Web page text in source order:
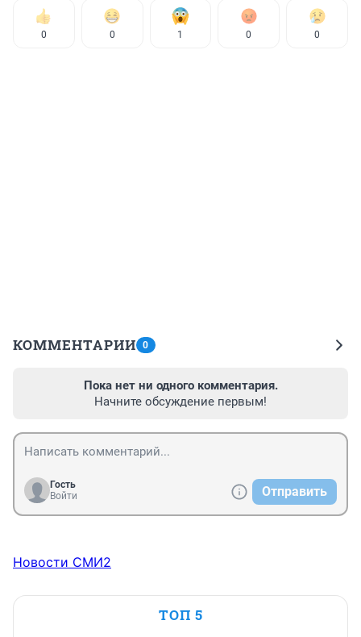
0 0 1 0 0
КОММЕНТАРИИ 0
Пока нет ни одного комментария.
Начните обсуждение первым!
Гость
Войти
Отправить
Новости СМИ2
ТОП 5